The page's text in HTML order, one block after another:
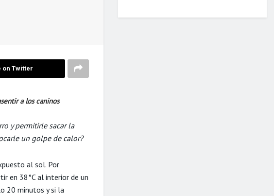
on Twitter
a los caninos
y permitirle sacar la
un golpe de calor?
al sol. Por
en 38°C al interior de un
20 minutos y si la